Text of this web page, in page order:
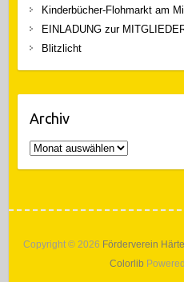
Kinderbücher-Flohmarkt am
EINLADUNG zur
Blitzlicht
Archiv
Archiv
Copyright © 2026 Förderverein
Colorlib